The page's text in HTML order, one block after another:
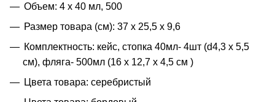
Объем: 4 х 40 мл, 500
Размер товара (см): 37 х 25,5 х 9,6
Комплектность: кейс, стопка 40мл- 4шт (d4,3 х 5,5
см), фляга- 500мл (16 х 12,7 х 4,5 см )
Цвета товара: серебристый